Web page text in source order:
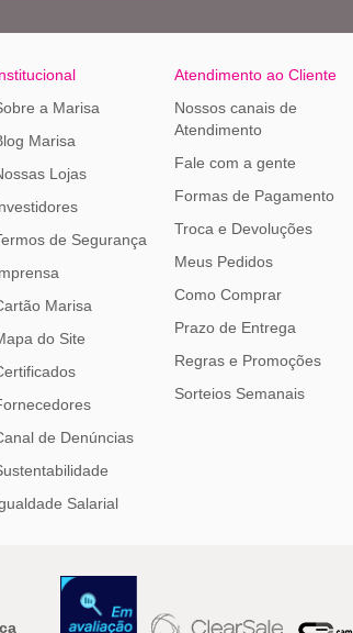
a Marisa
Marisa
Lojas
de Segurança
Marisa
do Site
de Denúncias
Salarial
Atendimento ao Cliente
Nossos canais de
Atendimento
Fale com a gente
Formas de Pagamento
Troca e Devoluções
Meus Pedidos
Como Comprar
Prazo de Entrega
Regras e Promoções
Sorteios Semanais